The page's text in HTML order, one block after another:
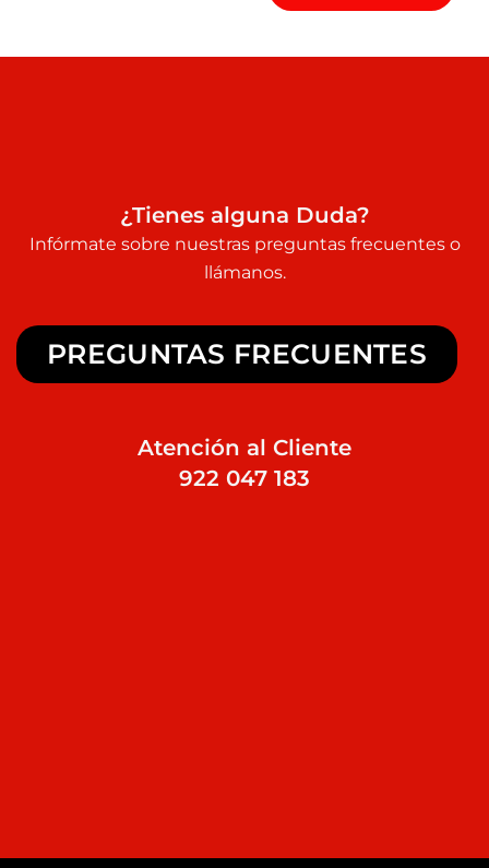
¿Tienes alguna Duda?
Infórmate sobre nuestras preguntas frecuentes o
llámanos.
PREGUNTAS FRECUENTES
Atención al Cliente
922 047 183